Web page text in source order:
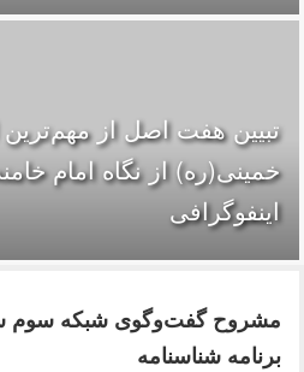
تبیین هفت اصل از
خمینی(ره) از نگاه امام
اینفوگرافی
مشروح گفت‌و‌گوی شبکه سوم
برنامه شناسنامه